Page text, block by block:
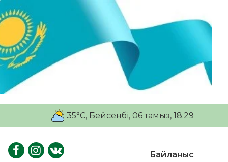
35°C, Бейсенбі, 06 тамыз, 18:29
Байланыс